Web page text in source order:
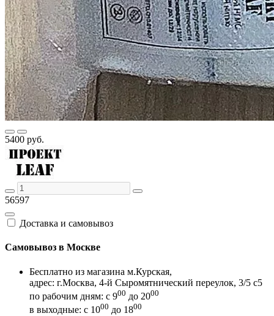
5400 руб.
56597
Доставка и самовывоз
Самовывоз в Москве
Бесплатно из магазина м.Курская,
адрес: г.Москва, 4-й Сыромятнический переулок, 3/5 с5
по рабочим дням: с 900 до 2000
в выходные: с 1000 до 1800